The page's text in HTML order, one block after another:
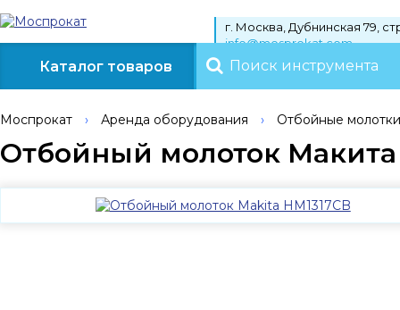
г. Москва, Дубнинская 79,
info@mosprokat.com
Каталог товаров
Моспрокат › Аренда оборудования › Отбойные молотки
Отбойный молоток Макита